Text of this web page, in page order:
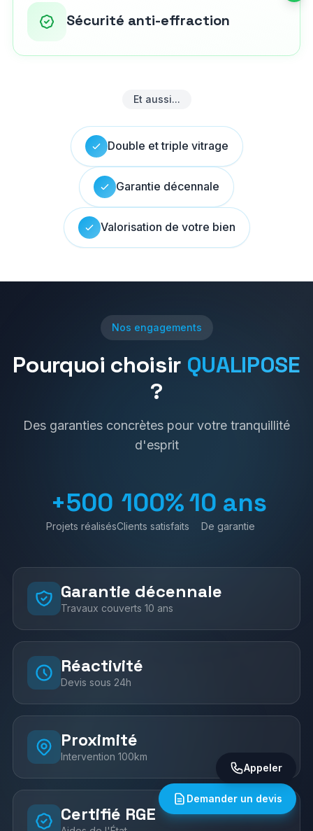
Sécurité anti-effraction
Et aussi...
Double et triple vitrage
Garantie décennale
Valorisation de votre bien
Nos engagements
Pourquoi choisir QUALIPOSE
?
Des garanties concrètes pour votre tranquillité
d'esprit
+500
Projets réalisés
100%
Clients satisfaits
10 ans
De garantie
Garantie décennale
Travaux couverts 10 ans
Réactivité
Devis sous 24h
Proximité
Intervention 100km
Certifié RGE
Appeler
Demander un devis